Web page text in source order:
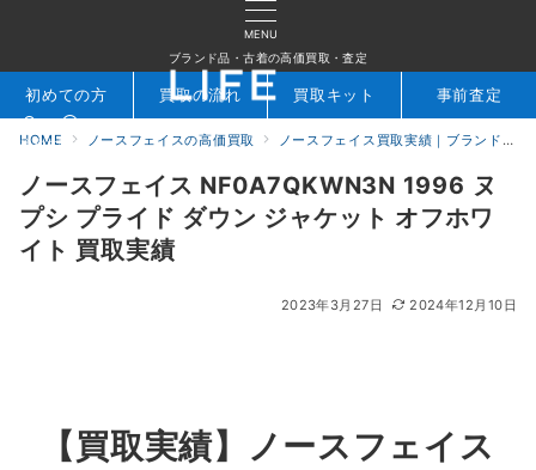
MENU
ブランド品・古着の高価買取・査定
検索 お問合せ
初めての方 買取の流れ 買取キット 事前査定
HOME ノースフェイスの高価買取 ノースフェイス買取実績｜ブランド専門店LIFE
ノースフェイス NF0A7QKWN3N 1996 ヌ
プシ プライド ダウン ジャケット オフホワ
イト 買取実績
2023年3月27日 2024年12月10日
【買取実績】ノースフェイス